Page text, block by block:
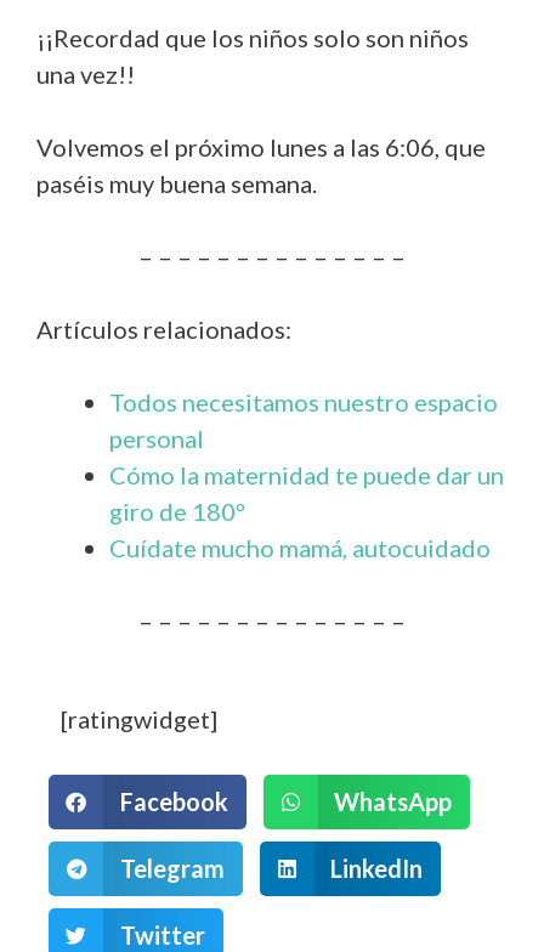
¡¡Recordad que los niños solo son niños
una vez!!
Volvemos el próximo lunes a las 6:06, que
paséis muy buena semana.
– – – – – – – – – – – – – –
Artículos relacionados:
Todos necesitamos nuestro espacio
personal
Cómo la maternidad te puede dar un
giro de 180º
Cuídate mucho mamá, autocuidado
– – – – – – – – – – – – – –
[ratingwidget]
Facebook WhatsApp
Telegram LinkedIn
Twitter